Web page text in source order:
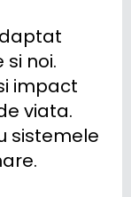
noi.
impact
viata.
sistemele